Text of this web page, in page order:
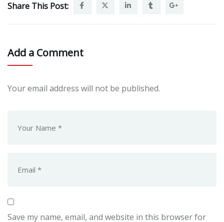
Share This Post:
Add a Comment
Your email address will not be published.
Save my name, email, and website in this browser for